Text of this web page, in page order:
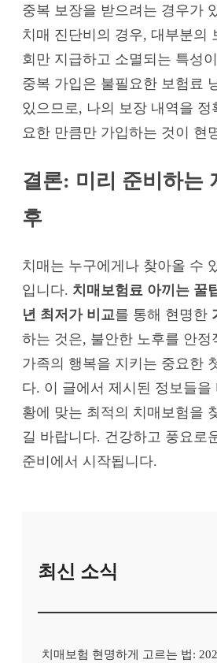
중복 보장을 받으려는 경우가
치매 진단비의 경우, 대부분의
회만 지급하고 소멸되는 특성
중복 가입은 불필요한 보험료
있으므로, 나의 보장 내역을 정
요한 만큼만 가입하는 것이 현
결론: 미리 준비하는
후
치매는 누구에게나 찾아올 수
입니다. 치매보험료 아끼는 꿀
년 최저가 비교를 통해 현명한
하는 것은, 불안한 노후를 안정
가족의 행복을 지키는 중요한
다. 이 글에서 제시된 정보들을
황에 맞는 최적의 치매보험을
길 바랍니다. 건강하고 풍요로
준비에서 시작됩니다.
최신 소식